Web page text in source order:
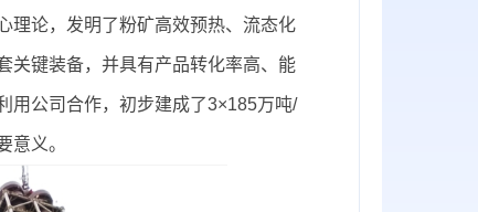
理论，发明了粉矿高效预热、流态化
关键装备，并具有产品转化率高、能
用公司合作，初步建成了3×185万吨/
意义。